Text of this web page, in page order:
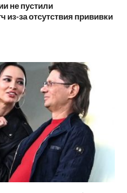
не пустили
за отсутствия прививки